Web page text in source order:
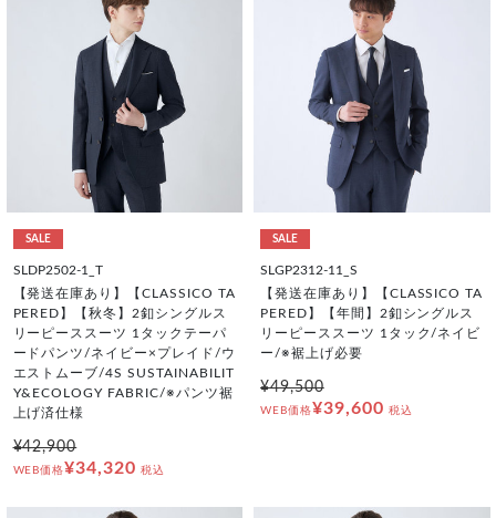
SALE
SLDP2502-1_T
【発送在庫あり】【CLASSICO TA
PERED】【秋冬】2釦シングルス
リーピーススーツ 1タックテーパ
ードパンツ/ネイビー×プレイド/ウ
エストムーブ/4S SUSTAINABILIT
Y&ECOLOGY FABRIC/※パンツ裾
上げ済仕様
¥42,900
WEB価格¥34,320 税込
SALE
SLGP2312-11_S
【発送在庫あり】【CLASSICO TA
PERED】【年間】2釦シングルス
リーピーススーツ 1タック/ネイビ
ー/※裾上げ必要
¥49,500
WEB価格¥39,600 税込